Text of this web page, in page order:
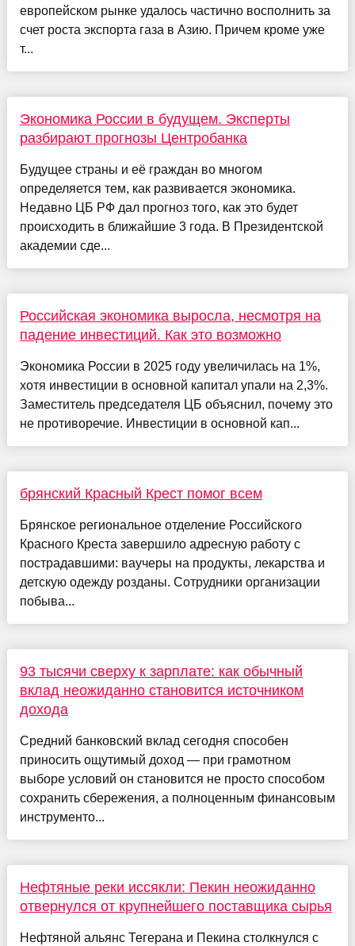
европейском рынке удалось частично восполнить за
счет роста экспорта газа в Азию. Причем кроме уже
т...
Экономика России в будущем. Эксперты
разбирают прогнозы Центробанка
Будущее страны и её граждан во многом
определяется тем, как развивается экономика.
Недавно ЦБ РФ дал прогноз того, как это будет
происходить в ближайшие 3 года. В Президентской
академии сде...
Российская экономика выросла, несмотря на
падение инвестиций. Как это возможно
Экономика России в 2025 году увеличилась на 1%,
хотя инвестиции в основной капитал упали на 2,3%.
Заместитель председателя ЦБ объяснил, почему это
не противоречие. Инвестиции в основной кап...
брянский Красный Крест помог всем
Брянское региональное отделение Российского
Красного Креста завершило адресную работу с
пострадавшими: ваучеры на продукты, лекарства и
детскую одежду розданы. Сотрудники организации
побыва...
93 тысячи сверху к зарплате: как обычный
вклад неожиданно становится источником
дохода
Средний банковский вклад сегодня способен
приносить ощутимый доход — при грамотном
выборе условий он становится не просто способом
сохранить сбережения, а полноценным финансовым
инструменто...
Нефтяные реки иссякли: Пекин неожиданно
отвернулся от крупнейшего поставщика сырья
Нефтяной альянс Тегерана и Пекина столкнулся с